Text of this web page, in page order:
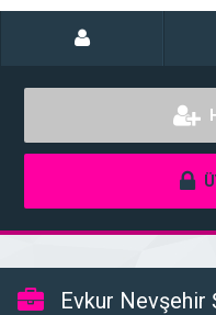
Evkur Nevşehir